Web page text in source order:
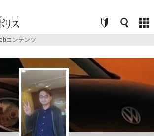
コンテンツ